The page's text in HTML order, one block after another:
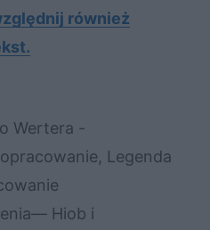
również
Wertera -
, Legenda
Hiob i